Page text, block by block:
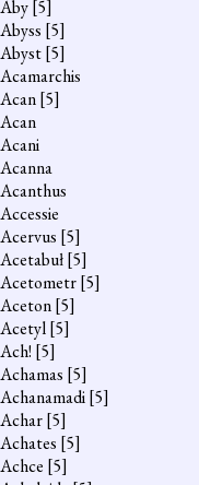
Aby[5]
Abyss [5]
Abyst[5]
Acamarchis
Acan[5]
Acan
Acani
Acanna
Acanthus
Accessie
Acervus [5]
Acetabuł[5]
Acetometr[5]
Aceton[5]
Acetyl[5]
Ach! [5]
Achamas [5]
Achanamadi[5]
Achar[5]
Achates [5]
Achce [5]